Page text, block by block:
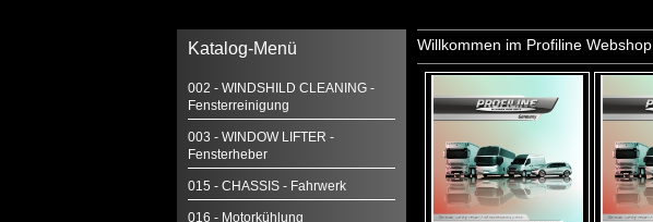
Katalog-Menü
002 - WINDSHILD CLEANING -
Fensterreinigung
003 - WINDOW LIFTER -
Fensterheber
015 - CHASSIS - Fahrwerk
016 - Motorkühlung
Willkommen im Profiline Webshop